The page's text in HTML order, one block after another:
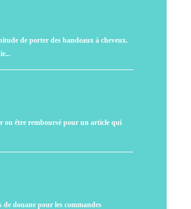
de porter des bandeaux à cheveux.
ou être remboursé pour un article qui
de douane pour les commandes